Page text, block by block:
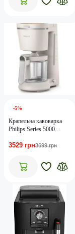
-5%
Крапельна кавоварка
Philips Series 5000
3529 грн3699 грн